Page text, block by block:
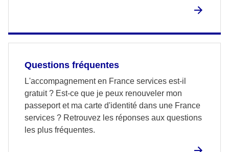
Questions fréquentes
L'accompagnement en France services est-il
gratuit ? Est-ce que je peux renouveler mon
passeport et ma carte d'identité dans une France
services ? Retrouvez les réponses aux questions
les plus fréquentes.